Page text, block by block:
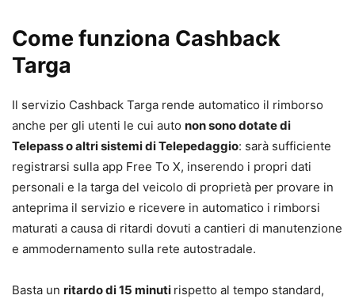
Come funziona Cashback
Targa
Il servizio Cashback Targa rende automatico il rimborso
anche per gli utenti le cui auto non sono dotate di
Telepass o altri sistemi di Telepedaggio: sarà sufficiente
registrarsi sulla app Free To X, inserendo i propri dati
personali e la targa del veicolo di proprietà per provare in
anteprima il servizio e ricevere in automatico i rimborsi
maturati a causa di ritardi dovuti a cantieri di manutenzione
e ammodernamento sulla rete autostradale.
Basta un ritardo di 15 minuti rispetto al tempo standard,